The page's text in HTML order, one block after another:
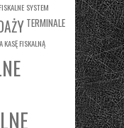
SYSTEM
TERMINALE
KASĘ FISKALNĄ